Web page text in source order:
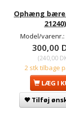
Ophæng
21240)
Model/varenr.:
300,00
(240,00
2 stk tilbage
LÆG I
Tilføj